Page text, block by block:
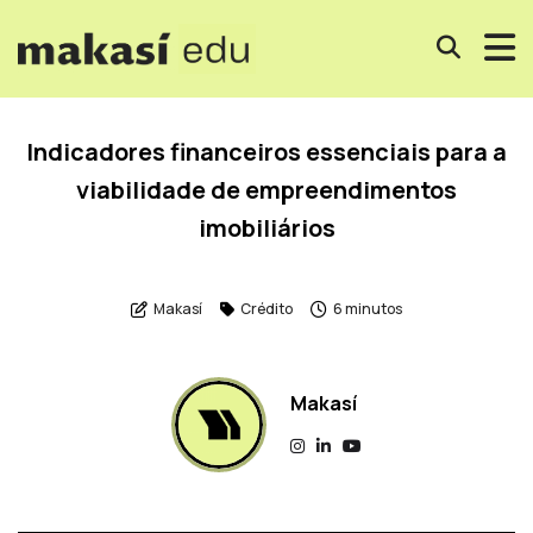
Indicadores financeiros essenciais para a
viabilidade de empreendimentos
imobiliários
Makasí Crédito 6 minutos
Makasí